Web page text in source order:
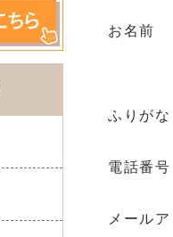
お名前
ふりがな
電話番号
メール